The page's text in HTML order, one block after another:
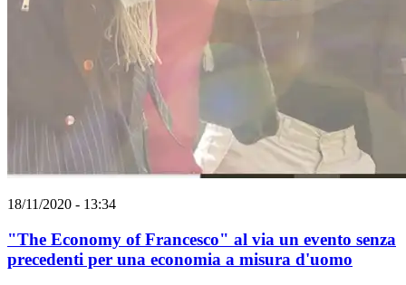
18/11/2020 - 13:34
"The Economy of Francesco" al via un evento senza
precedenti per una economia a misura d'uomo